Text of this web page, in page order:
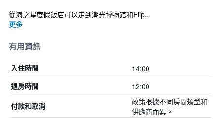
從海之星度假飯店可以走到潮光博物館和Flip...
更多
有用資訊
入住時間 14:00
退房時間 12:00
付款和取消
政策根據不同房間類型和
供應商而異。